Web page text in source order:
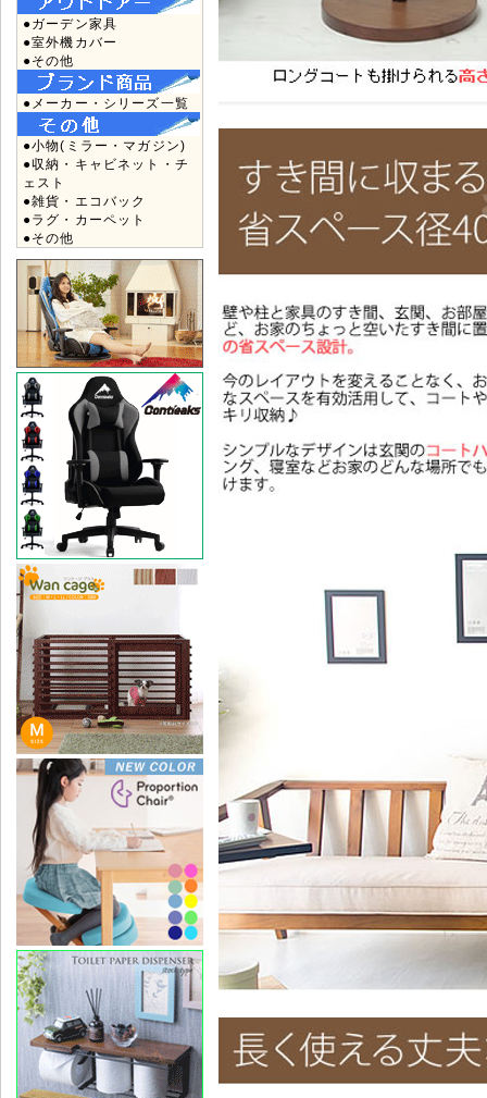
●ガーデン家具
●室外機カバー
●その他
●メーカー・シリーズ一覧
●小物(ミラー・マガジン)
●収納・キャビネット・チ
ェスト
●雑貨・エコバック
●ラグ・カーペット
●その他